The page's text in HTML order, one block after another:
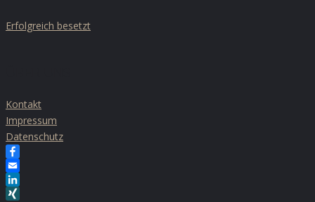
Erfolgreich besetzt
Kontakt
Impressum
Datenschutz
Facebook
Email
LinkedIn